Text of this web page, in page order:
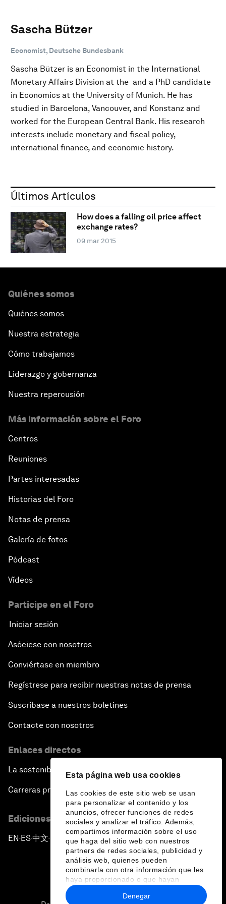
Esta página web usa cookies
Las cookies de este sitio web se usan
para personalizar el contenido y los
anuncios, ofrecer funciones de redes
sociales y analizar el tráfico. Además,
compartimos información sobre el uso
que haga del sitio web con nuestros
partners de redes sociales, publicidad y
análisis web, quienes pueden
combinarla con otra información que les
haya proporcionado o que hayan
recopilado a partir del uso que haya
hecho de sus servicios.
Denegar
Sascha Bützer
Economist, Deutsche Bundesbank
Sascha Bützer is an Economist in the International
Monetary Affairs Division at the and a PhD candidate
in Economics at the University of Munich. He has
studied in Barcelona, Vancouver, and Konstanz and
worked for the European Central Bank. His research
interests include monetary and fiscal policy,
international finance, and economic history.
Últimos Artículos
How does a falling oil price affect
exchange rates?
09 mar 2015
Quiénes somos
Quiénes somos
Nuestra estrategia
Cómo trabajamos
Liderazgo y gobernanza
Nuestra repercusión
Más información sobre el Foro
Centros
Reuniones
Partes interesadas
Historias del Foro
Notas de prensa
Galería de fotos
Pódcast
Vídeos
Participe en el Foro
Iniciar sesión
Asóciese con nosotros
Conviértase en miembro
Regístrese para recibir nuestras notas de prensa
Suscríbase a nuestros boletines
Contacte con nosotros
Enlaces directos
La sostenibilidad en el Foro
Carreras profesionales
Ediciones en otros idiomas
EN ▪ES▪中文▪ 日本語